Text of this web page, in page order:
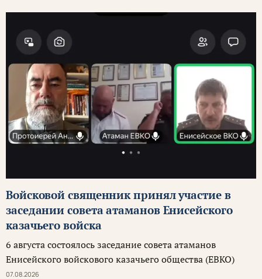
Войсковой священник принял участие в
заседании совета атаманов Енисейского
казачьего войска
6 августа состоялось заседание совета атаманов
Енисейского войскового казачьего общества (ЕВКО)
07.08.2026